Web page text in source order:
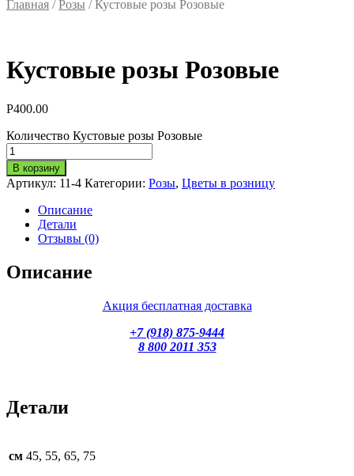
Главная /Розы / Кустовые розы Розовые
Кустовые розы Розовые
Р400.00
Количество Кустовые розы Розовые
В корзину
Артикул: 11-4 Категории: Розы, Цветы в розницу
Описание
Детали
Отзывы (0)
Описание
Акция бесплатная доставка
+7 (918) 875-9444
8 800 2011 353
Детали
см 45, 55, 65, 75